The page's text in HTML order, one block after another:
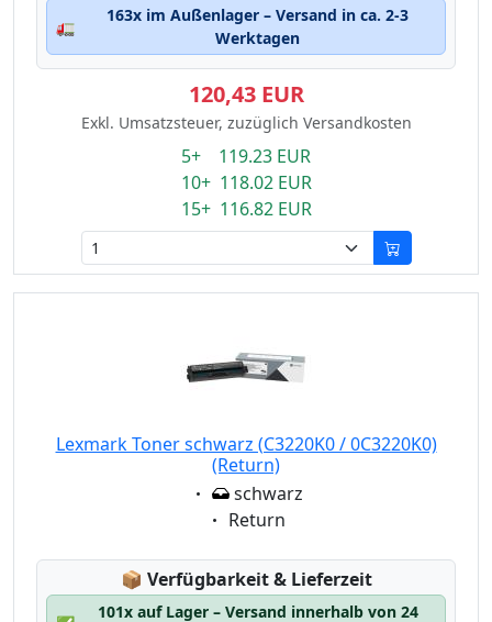
🚛
163x im Außenlager – Versand in ca. 2-3
Werktagen
120,43 EUR
Exkl. Umsatzsteuer, zuzüglich Versandkosten
5+ 119.23 EUR
10+ 118.02 EUR
15+ 116.82 EUR
Lexmark Toner schwarz (C3220K0 / 0C3220K0)
(Return)
Eigenschaft:
schwarz
Eigenschaft:
Return
📦 Lagerstatus:
Verfügbarkeit & Lieferzeit
101x auf Lager – Versand innerhalb von 24